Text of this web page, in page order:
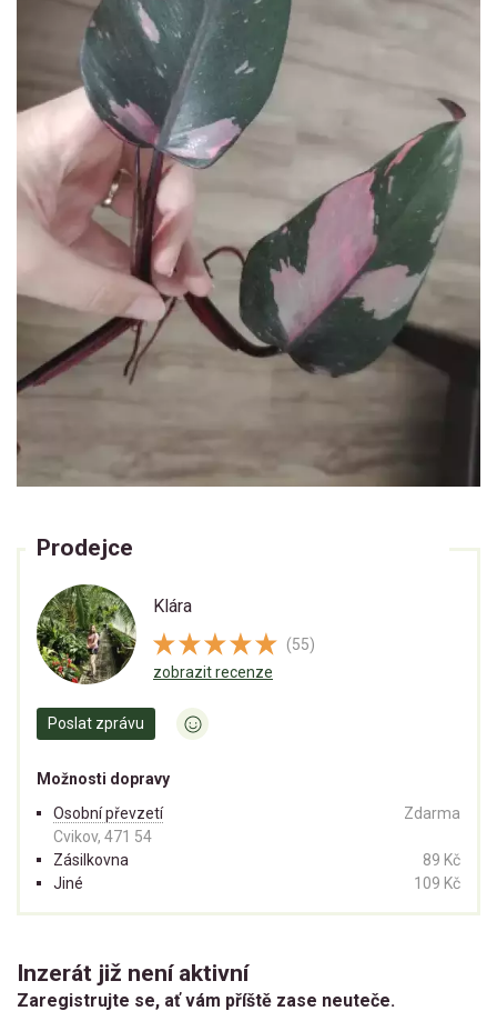
Prodejce
Klára
(55)
zobrazit recenze
Poslat zprávu
Možnosti dopravy
Osobní převzetí
Cvikov, 471 54
Zdarma
Zásilkovna
89 Kč
Jiné
109 Kč
Inzerát již není aktivní
Zaregistrujte se, ať vám příště zase neuteče.